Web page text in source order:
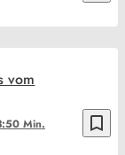
bookmark_border
Min.
vom